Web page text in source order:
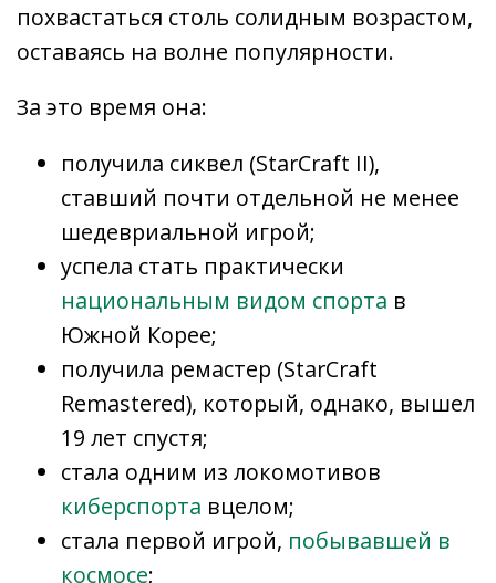
похвастаться столь солидным возрастом,
оставаясь на волне популярности.
За это время она:
получила сиквел (StarCraft II),
ставший почти отдельной не менее
шедевриальной игрой;
успела стать практически
национальным видом спорта в
Южной Корее;
получила ремастер (StarCraft
Remastered), который, однако, вышел
19 лет спустя;
стала одним из локомотивов
киберспорта вцелом;
стала первой игрой, побывавшей в
космосе;